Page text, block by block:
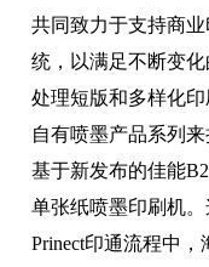
共同致力于支持商
统，以满足不断变
处理短版和多样化
自有喷墨产品系列
基于新发布的佳能
单张纸喷墨印刷机
Prinect印通流程中